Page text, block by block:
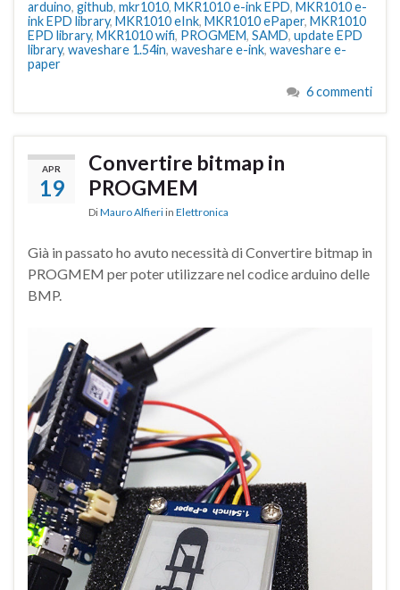
arduino, github, mkr1010, MKR1010 e-ink EPD, MKR1010 e-
ink EPD library, MKR1010 eInk, MKR1010 ePaper, MKR1010
EPD library, MKR1010 wifi, PROGMEM, SAMD, update EPD
library, waveshare 1.54in, waveshare e-ink, waveshare e-
paper
6 commenti
APR
19
Convertire bitmap in
PROGMEM
DiMauro Alfieri in Elettronica
Già in passato ho avuto necessità di Convertire bitmap in
PROGMEM per poter utilizzare nel codice arduino delle
BMP.